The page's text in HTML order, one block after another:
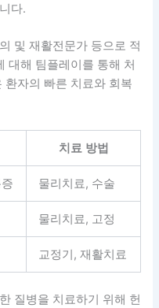
다.
및 재활전문가 등으로 적
대해 팀플레이를 통해 처
환자의 빠른 치료와 회복
치료 방법
물리치료, 수술
물리치료, 고정
교정기, 재활치료
질병을 치료하기 위해 헌